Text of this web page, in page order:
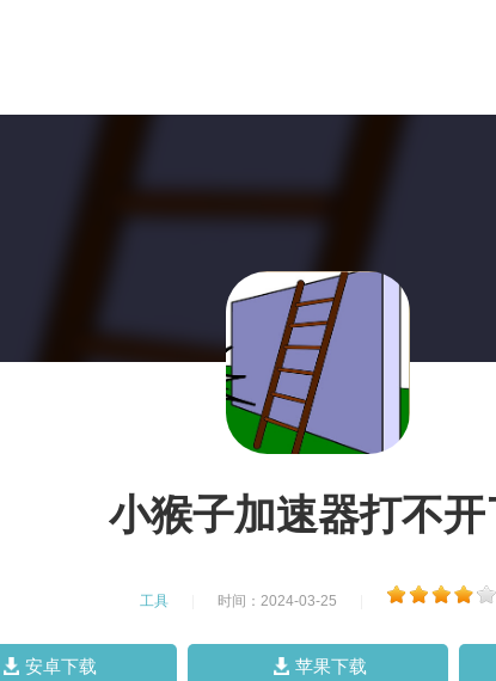
小猴子加速器打不开
工具 时间：2024-03-25
安卓下载 苹果下载